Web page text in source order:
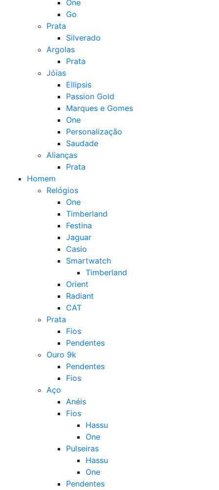
One
Go
Prata
Silverado
Argolas
Prata
Jóias
Ellipsis
Passion Gold
Marques e Gomes
One
Personalização
Saudade
Alianças
Prata
Homem
Relógios
One
Timberland
Festina
Jaguar
Casio
Smartwatch
Timberland
Orient
Radiant
CAT
Prata
Fios
Pendentes
Ouro 9k
Pendentes
Fios
Aço
Anéis
Fios
Hassu
One
Pulseiras
Hassu
One
Pendentes